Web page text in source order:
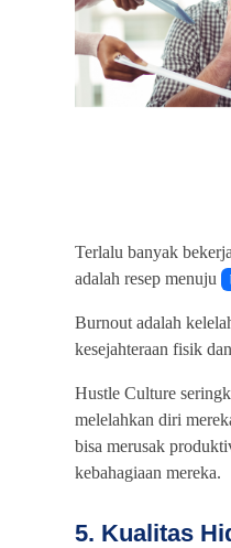
Terlalu banyak
adalah resep menuju
Burnout adalah
kesejahteraan fisik
Hustle Culture
melelahkan diri
bisa merusak
kebahagiaan mereka.
5. Kualitas